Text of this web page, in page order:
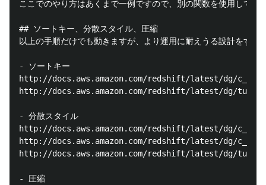
ここでのやり方はあくまで一例ですので、別の関数を使用して
## ソートキー、分散スタイル、圧縮
以上の手順だけでも動きますが、より運用に耐えうる設計
- ソートキー
http://docs.aws.amazon.com/redshift/latest/dg/
http://docs.aws.amazon.com/redshift/latest/dg/
- 分散スタイル
http://docs.aws.amazon.com/redshift/latest/dg/
http://docs.aws.amazon.com/redshift/latest/dg/
http://docs.aws.amazon.com/redshift/latest/dg/
- 圧縮